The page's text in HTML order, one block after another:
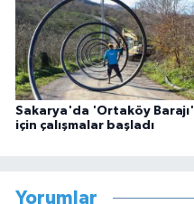
Sakarya'da 'Ortaköy Barajı'
için çalışmalar başladı
Yorumlar